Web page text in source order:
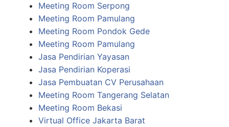
Meeting Room Serpong
Meeting Room Pamulang
Meeting Room Pondok Gede
Meeting Room Pamulang
Jasa Pendirian Yayasan
Jasa Pendirian Koperasi
Jasa Pembuatan CV Perusahaan
Meeting Room Tangerang Selatan
Meeting Room Bekasi
Virtual Office Jakarta Barat